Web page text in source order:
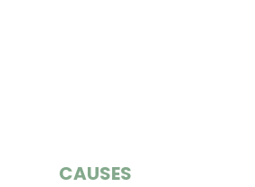
CAUSES